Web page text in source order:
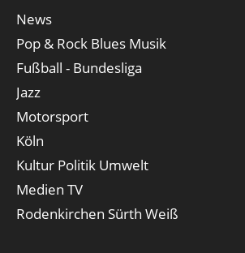
News
Pop & Rock Blues Musik
Fußball - Bundesliga
Jazz
Motorsport
Köln
Kultur Politik Umwelt
Medien TV
Rodenkirchen Sürth Weiß